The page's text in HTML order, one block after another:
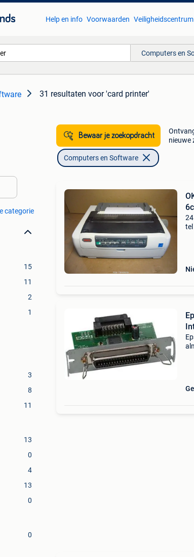
Help en info Voorwaarden Veiligheidscentrum
Computers en
31 resultaten voor 'card printer'
categorie
15
11
2
1
3
8
11
13
0
4
13
0
0
Bewaar je zoekopdracht
nieuwe
Computers en Software